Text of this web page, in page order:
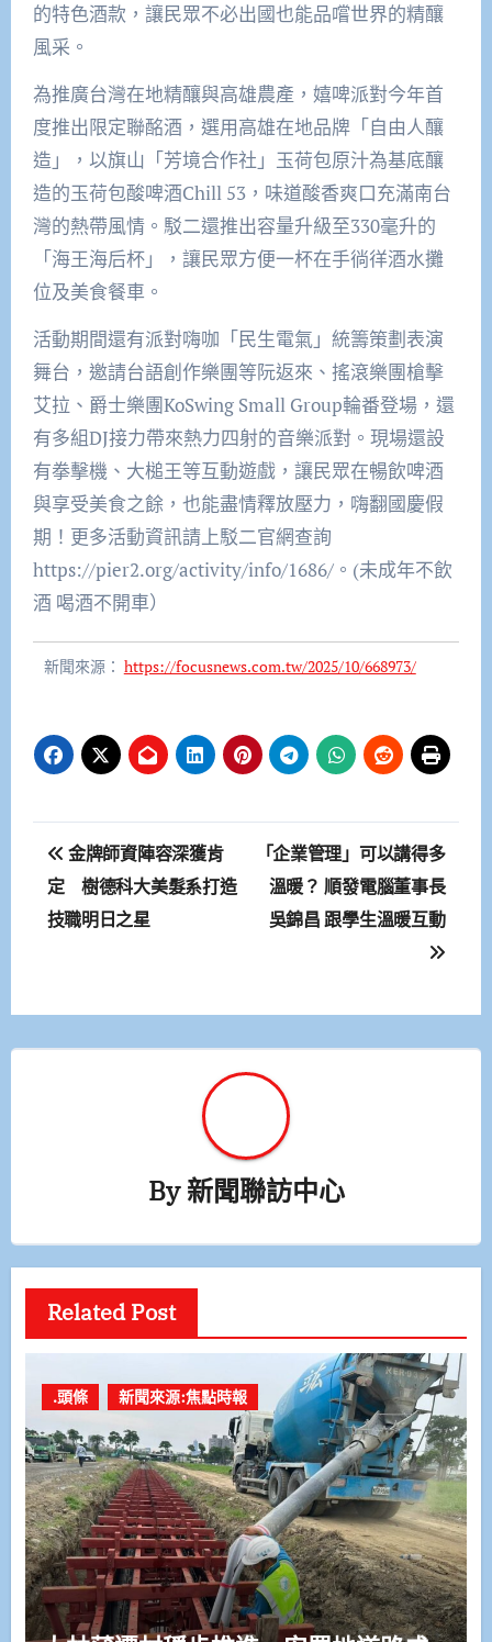
的特色酒款，讓民眾不必出國也能品嚐世界的精釀
風采。
為推廣台灣在地精釀與高雄農產，嬉啤派對今年首
度推出限定聯酩酒，選用高雄在地品牌「自由人釀
造」，以旗山「芳境合作社」玉荷包原汁為基底釀
造的玉荷包酸啤酒Chill 53，味道酸香爽口充滿南台
灣的熱帶風情。駁二還推出容量升級至330毫升的
「海王海后杯」，讓民眾方便一杯在手徜徉酒水攤
位及美食餐車。
活動期間還有派對嗨咖「民生電氣」統籌策劃表演
舞台，邀請台語創作樂團等阮返來、搖滾樂團槍擊
艾拉、爵士樂團KoSwing Small Group輪番登場，還
有多組DJ接力帶來熱力四射的音樂派對。現場還設
有拳擊機、大槌王等互動遊戲，讓民眾在暢飲啤酒
與享受美食之餘，也能盡情釋放壓力，嗨翻國慶假
期！更多活動資訊請上駁二官網查詢
https://pier2.org/activity/info/1686/。(未成年不飲
酒 喝酒不開車）
新聞來源： https://focusnews.com.tw/2025/10/668973/
文
章
導
金牌師資陣容深獲肯
定 樹德科大美髮系打造
技職明日之星
「企業管理」可以講得多
溫暖？ 順發電腦董事長
吳錦昌 跟學生溫暖互動
By新聞聯訪中心
Related Post
.頭條 新聞來源:焦點時報